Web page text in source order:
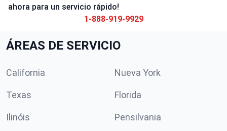
ahora para un servicio rápido!
1-888-919-9929
ÁREAS DE SERVICIO
California Nueva York
Texas Florida
Ilinóis Pensilvania